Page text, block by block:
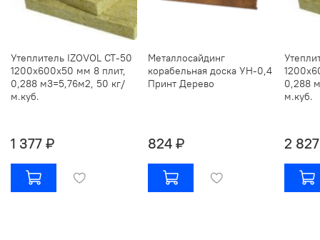
Утеплитель IZOVOL СТ-50
1200х600х50 мм 8 плит,
0,288 м3=5,76м2, 50 кг/
м.куб.
1 377 ₽
Металлосайдинг
корабельная доска УН-0,4
Принт Дерево
824 ₽
0,288
м.куб.
2